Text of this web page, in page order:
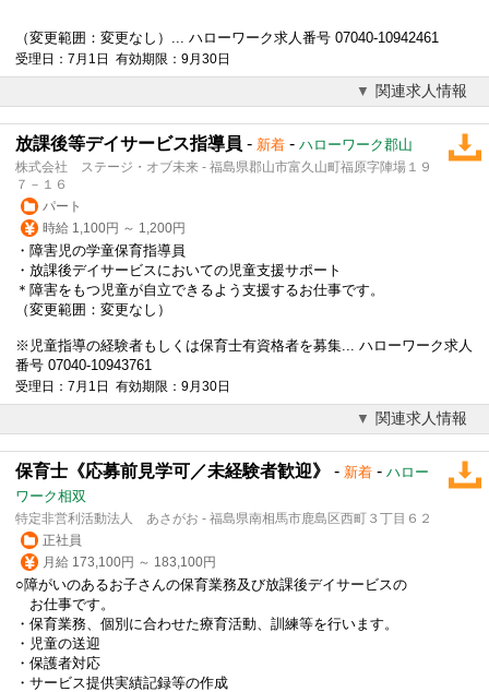
（変更範囲：変更なし）... ハローワーク求人番号 07040-10942461
受理日：7月1日 有効期限：9月30日
関連求人情報
放課後等デイサービス指導員 - 新着 - ハローワーク郡山
株式会社 ステージ・オブ未来 - 福島県郡山市富久山町福原字陣場１９
７－１６
パート
時給 1,100円 ～ 1,200円
・障害児の学童保育指導員
・ 放課後デイサービス においての児童支援サポート
＊障害をもつ児童が自立できるよう支援するお仕事です。
（変更範囲：変更なし）
※児童指導の経験者もしくは保育士有資格者を募集... ハローワーク求人
番号 07040-10943761
受理日：7月1日 有効期限：9月30日
関連求人情報
保育士《応募前見学可／未経験者歓迎》 - 新着 - ハロー
ワーク相双
特定非営利活動法人 あさがお - 福島県南相馬市鹿島区西町３丁目６２
正社員
月給 173,100円 ～ 183,100円
○障がいのあるお子さんの保育業務及び放課後デイサービスの
お仕事です。
・保育業務、個別に合わせた療育活動、訓練等を行います。
・児童の送迎
・保護者対応
・サービス提供実績記録等の作成